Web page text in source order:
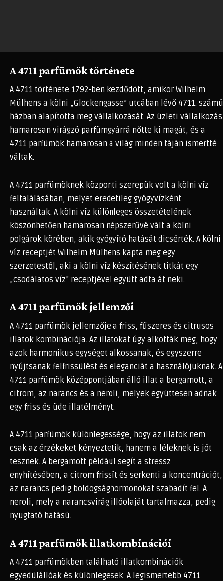
A 4711 parfümök története
A 4711 története 1792-ben kezdődött, amikor Wilhelm
Mülhens a kölni „Glockengasse” utcában lévő 4711. számú
házban alapította meg vállalkozását. Az üzleti vállalkozás
hamarosan virágzó parfümgyárrá nőtte ki magát, és a
4711 parfümök hamarosan a világ minden táján ismertté
váltak.
A 4711 parfümöknek központi szerepük volt a kölni víz
feltalálásában, melyet eredetileg gyógyvízként
használtak. A kölni víz különleges összetételének
köszönhetően hamarosan népszerűvé vált a kölni
polgárok körében, akik gyógyító hatását dicsérték. A kölni
víz receptjét Wilhelm Mülhens kapta meg egy
szerzetestől, aki a kölni víz készítésének titkát egy
„csodálatos víz” receptjével együtt adta át neki.
A 4711 parfümök jellemzői
A 4711 parfümök jellemzője a friss, fűszeres és citrusos
illatok kombinációja. Az illatokat úgy alkották meg, hogy
azok harmonikus egységet alkossanak, és egyszerre
nyújtsanak felfrissülést és eleganciát a használójuknak. A
4711 parfümök középpontjában álló illat a bergamott, a
citrom, az narancs és a neroli, melyek együttesen adnak
egy friss és üde illatélményt.
A 4711 parfümök különlegessége, hogy az illatok nem
csak az érzékeket kényeztetik, hanem a léleknek is jót
tesznek. A bergamott például segít a stressz
enyhítésében, a citrom frissít és serkenti a koncentrációt,
az narancs pedig boldogsághormonokat szabadít fel. A
neroli, mely a narancsvirág illóolaját tartalmazza, pedig
nyugtató hatású.
A 4711 parfümök illatkombinációi
A 4711 parfümökben található illatkombinációk
egyedülállóak és különlegesek. A legismertebb 4711